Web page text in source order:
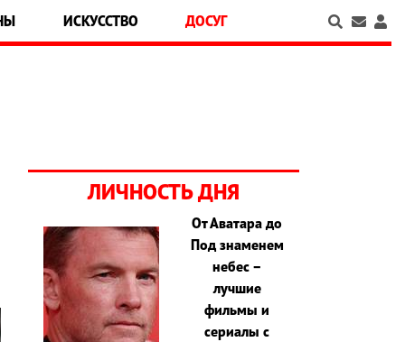
ИСКУССТВО ДОСУГ
ЛИЧНОСТЬ ДНЯ
От Аватара до
Под знаменем
небес –
лучшие
фильмы и
сериалы с